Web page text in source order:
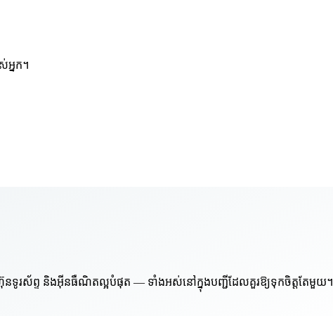
អ្នក។
ហ៊ុនទូរស័ព្ទ និងអ៊ីនធឺណិតល្អបំផុត — ទាំងអស់នៅក្នុងបញ្ជីដែលគួរឱ្យទុកចិត្តតែមួយ។